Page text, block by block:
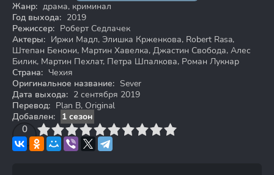
Жанр: драма, криминал
Год выхода: 2019
Режиссер: Роберт Седлачек
Актеры: Иржи Мадл, Элишка Крженкова, Robert Rasa,
Штепан Бенони, Мартин Хавелка, Джастин Свобода, Алес
Билик, Мартин Пехлат, Петра Шпалкова, Роман Лукнар
Страна: Чехия
Оригинальное название: Sever
Дата выхода: 2 сентября 2019
Перевод: Plan B, Original
Добавлен:
1 сезон
0
4 6 7 8 9 10